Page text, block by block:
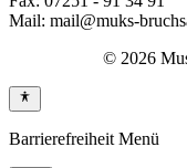
Mail: mail@muks-
© 2026
Barrierefreiheit Menü